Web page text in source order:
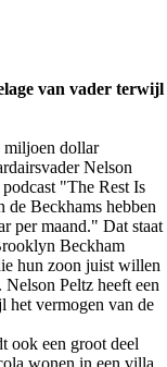
van vader terwijl
miljoen dollar
Nelson
"The Rest Is
de Beckhams hebben
per maand." Dat staat
Beckham
hun zoon juist willen
Peltz heeft een
het vermogen van de
ook een groot deel
wonen in een villa